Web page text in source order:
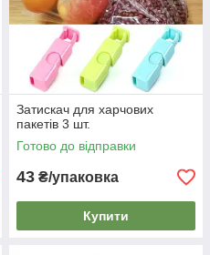
Затискач для харчових
пакетів 3 шт.
Готово до відправки
43 ₴/упаковка
Купити